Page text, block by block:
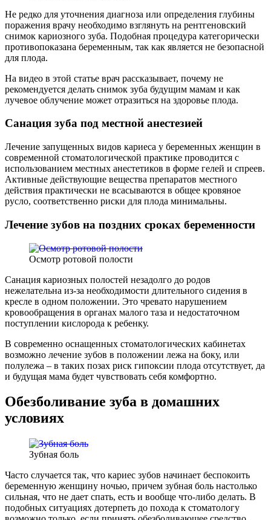
Не редко для уточнения диагноза или определения глубины
поражения врачу необходимо взглянуть на рентгеновский
снимок кариозного зуба. Подобная процедура категорически
противопоказана беременным, так как является не безопасной
для плода.
На видео в этой статье врач рассказывает, почему не
рекомендуется делать снимок зуба будущим мамам и как
лучевое облучение может отразиться на здоровье плода.
Санация зуба под местной анестезией
Лечение запущенных видов кариеса у беременных женщин в
современной стоматологической практике проводится с
использованием местных анестетиков в форме гелей и спреев.
Активные действующие вещества препаратов местного
действия практически не всасываются в общее кровяное
русло, соответственно риски для плода минимальны.
Лечение зубов на поздних сроках беременности
Осмотр ротовой полости
Санация кариозных полостей незадолго до родов
нежелательна из-за необходимости длительного сидения в
кресле в одном положении. Это чревато нарушением
кровообращения в органах малого таза и недостаточном
поступлении кислорода к ребенку.
В современно оснащенных стоматологических кабинетах
возможно лечение зубов в положении лежа на боку, или
полулежа – в таких позах риск гипоксии плода отсутствует, да
и будущая мама будет чувствовать себя комфортно.
Обезболивание зуба в домашних
условиях
Зубная боль
Часто случается так, что кариес зубов начинает беспокоить
беременную женщину ночью, причем зубная боль настолько
сильная, что не дает спать, есть и вообще что-либо делать. В
подобных ситуациях дотерпеть до похода к стоматологу